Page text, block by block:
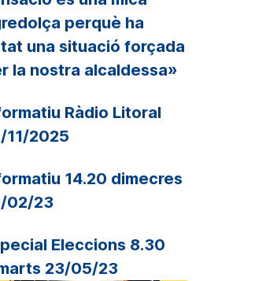
perquè ha
una situació forçada
la nostra alcaldessa»
Ràdio Litoral
11/2025
14.20 dimecres
02/23
Eleccions 8.30
23/05/23